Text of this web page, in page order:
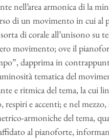
nell’area armonica di la
di un movimento in cui
di corale all’unisono su
movimento; ove il
dapprima in
tematica del
e ritmica del tema, la cui
e accenti; e nel
armoniche del tema,
al pianoforte,